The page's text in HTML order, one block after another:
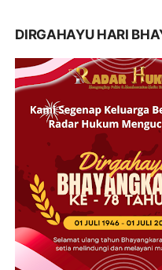
DIRGAHAYU HARI